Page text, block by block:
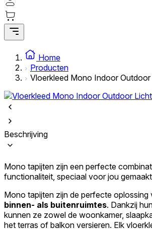
Home
Producten
Vloerkleed Mono Indoor Outdoor
Beschrijving
Mono tapijten zijn een perfecte
functionaliteit, speciaal voor jou
Mono tapijten zijn de perfecte
binnen- als buitenruimtes. Dankzij
kunnen ze zowel de woonkamer,
het terras of balkon versieren. Elk
Statistieken
Statistische cookies helpen website-eigenaren te
bezoekers omgaan met websites door anoniem
verzamelen en te rapporteren.
Marketingcookies worden gebruikt om
Niet-geclassificeerde cookies zijn cookies die in
classificatie zijn, samen met de aanbieders van
Weiger
Sla mijn